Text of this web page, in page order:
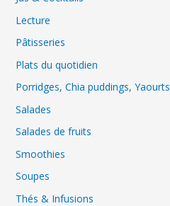
Lecture
Pâtisseries
Plats du quotidien
Porridges, Chia puddings, Yaourts
Salades
Salades de fruits
Smoothies
Soupes
Thés & Infusions